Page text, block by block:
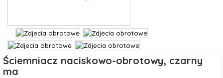
Ściemniacz naciskowo-obrotowy, czarny
ma